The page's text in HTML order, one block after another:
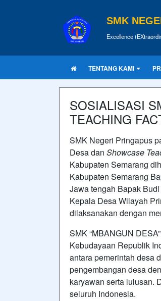
SMK
Excellence
TENTANG KAMI
SOSIALISASI
TEACHING
SMK Negeri Pringapus
Desa dan Showcase
Kabupaten Semarang
Kabupaten Semarang
Jawa tengah Bapak
Kepala Desa Wilayah
dilaksanakan dengan
SMK “MBANGUN
Kebudayaan Republik
antara pemerintah desa
pengembangan desa
karyawan serta lulusan.
seluruh Indonesia.